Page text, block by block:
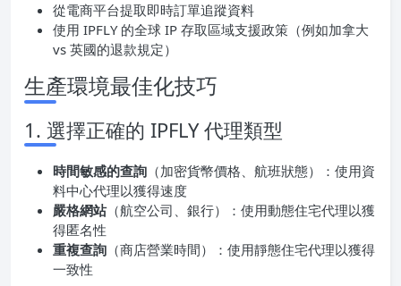
從電商平台提取即時訂單追蹤資料
使用 IPFLY 的全球 IP 存取區域支援政策（例如加拿大
vs 英國的退款規定）
生產環境最佳化技巧
1. 選擇正確的 IPFLY 代理類型
時間敏感的查詢 （加密貨幣價格、航班狀態）：使用資
料中心代理以獲得速度
嚴格網站（航空公司、銀行）：使用動態住宅代理以獲
得匿名性
重複查詢 （商店營業時間）：使用靜態住宅代理以獲得
一致性